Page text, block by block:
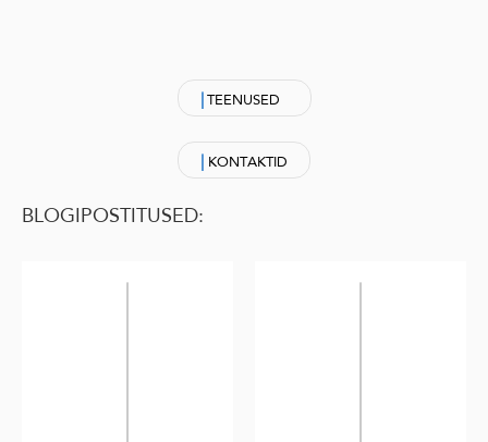
| TEENUSED
| KONTAKTID
BLOGIPOSTITUSED: